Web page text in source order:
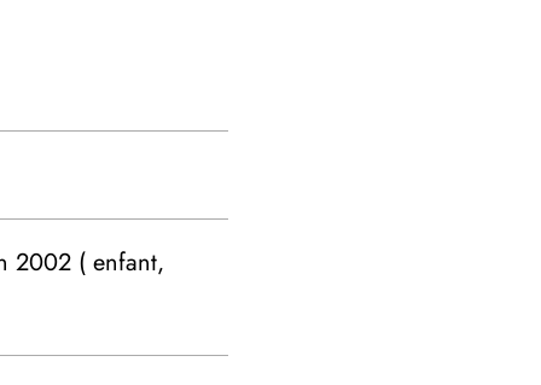
2002 ( enfant,